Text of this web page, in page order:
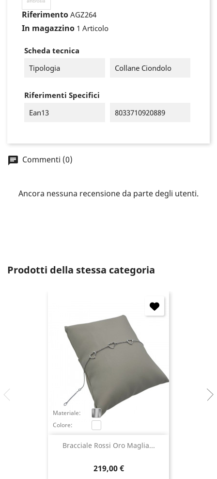
Riferimento AGZ264
In magazzino 1 Articolo
Scheda tecnica
Tipologia
Collane Ciondolo
Riferimenti Specifici
Ean13
8033710920889
Commenti (0)
Ancora nessuna recensione da parte degli utenti.
Prodotti della stessa categoria
Bracciale Rossi Oro Maglia...
Prezzo
219,00 €
Materiale:
Colore:
Accedi
wish list.